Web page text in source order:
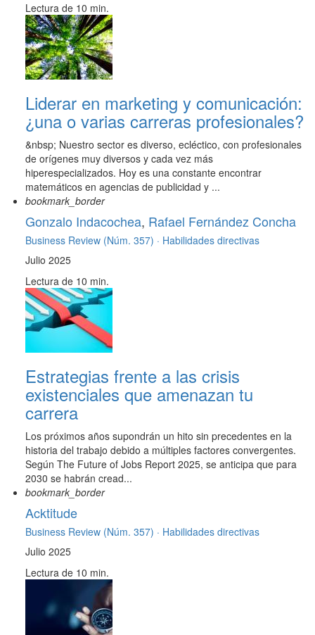
Lectura de 10 min.
Liderar en marketing y comunicación:
¿una o varias carreras profesionales?
&nbsp; Nuestro sector es diverso, ecléctico, con profesionales
de orígenes muy diversos y cada vez más
hiperespecializados. Hoy es una constante encontrar
matemáticos en agencias de publicidad y ...
bookmark_border
Gonzalo Indacochea, Rafael Fernández Concha
Business Review (Núm. 357) · Habilidades directivas
Julio 2025
Lectura de 10 min.
Estrategias frente a las crisis
existenciales que amenazan tu
carrera
Los próximos años supondrán un hito sin precedentes en la
historia del trabajo debido a múltiples factores convergentes.
Según The Future of Jobs Report 2025, se anticipa que para
2030 se habrán cread...
bookmark_border
Acktitude
Business Review (Núm. 357) · Habilidades directivas
Julio 2025
Lectura de 10 min.